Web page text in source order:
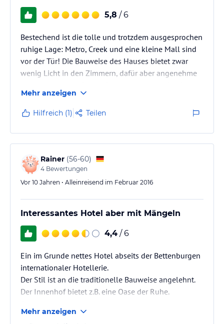
5,8 / 6
Bestechend ist die tolle und trotzdem ausgesprochen
ruhige Lage: Metro, Creek und eine kleine Mall sind
vor der Tür! Die Bauweise des Hauses bietet zwar
wenig Licht in den Zimmern, dafür aber angenehme
sind hervorragend, das Frühstück gut, das Personal
sehr hilfsbereit und aufmerksam. Wir haben uns auf
jeden Fall sehr wohl gefühlt und würden jederzeit
wiederkommen!
Bestechend ist die tolle und trotzdem ausgesprochen
ruhige Lage: Metro, Creek und eine kleine Mall…
Mehr anzeigen
Hilfreich (1) Teilen
Rainer (56-60)
4 Bewertungen
Vor 10 Jahren • Alleinreisend im Februar 2016
Interessantes Hotel aber mit Mängeln
4,4 / 6
Ein im Grunde nettes Hotel abseits der Bettenburgen
internationaler Hotellerie.
Der Stil ist an die traditionelle Bauweise angelehnt.
Der Innenhof bietet z.B. eine Oase der Ruhe.
Schwächen.
Mehr anzeigen